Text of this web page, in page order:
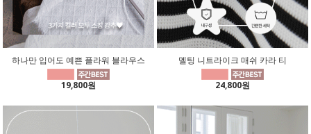
하나만 입어도 예쁜 플라워 블라우스
19,800원
멜팅 니트라이크 매쉬 카라 티
24,800원